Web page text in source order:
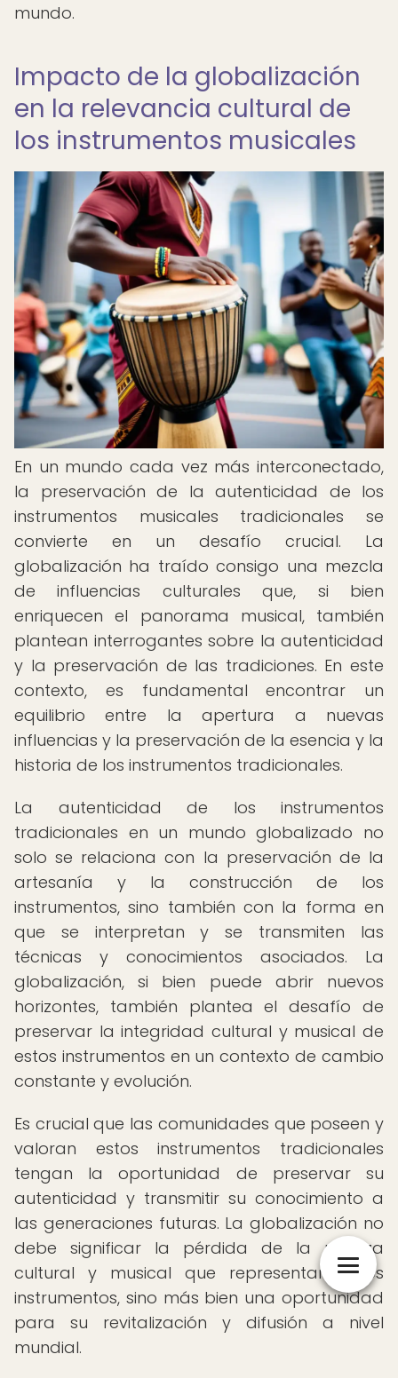
mundo.
Impacto de la globalización
en la relevancia cultural de
los instrumentos musicales
En un mundo cada vez más interconectado,
la preservación de la autenticidad de los
instrumentos musicales tradicionales se
convierte en un desafío crucial. La
globalización ha traído consigo una mezcla
de influencias culturales que, si bien
enriquecen el panorama musical, también
plantean interrogantes sobre la autenticidad
y la preservación de las tradiciones. En este
contexto, es fundamental encontrar un
equilibrio entre la apertura a nuevas
influencias y la preservación de la esencia y la
historia de los instrumentos tradicionales.
La autenticidad de los instrumentos
tradicionales en un mundo globalizado no
solo se relaciona con la preservación de la
artesanía y la construcción de los
instrumentos, sino también con la forma en
que se interpretan y se transmiten las
técnicas y conocimientos asociados. La
globalización, si bien puede abrir nuevos
horizontes, también plantea el desafío de
preservar la integridad cultural y musical de
estos instrumentos en un contexto de cambio
constante y evolución.
Es crucial que las comunidades que poseen y
valoran estos instrumentos tradicionales
tengan la oportunidad de preservar su
autenticidad y transmitir su conocimiento a
las generaciones futuras. La globalización no
debe significar la pérdida de la riqueza
cultural y musical que representan estos
instrumentos, sino más bien una oportunidad
para su revitalización y difusión a nivel
mundial.